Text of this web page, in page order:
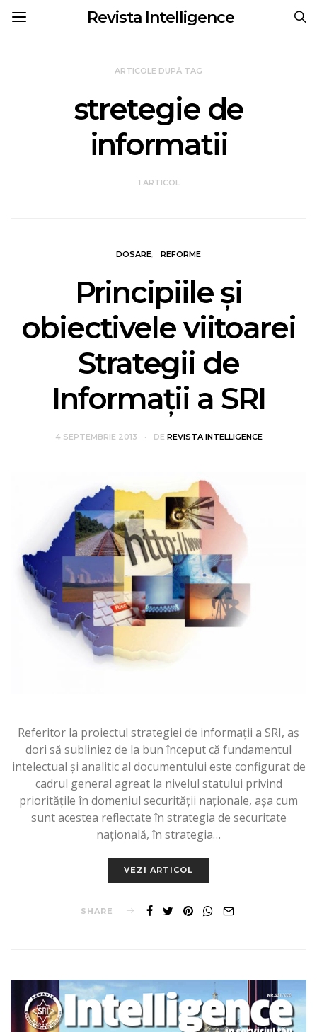
Revista Intelligence
ARTICOLE DUPĂ TAG
stretegie de
informatii
1 ARTICOL
DOSARE REFORME
Principiile şi
obiectivele viitoarei
Strategii de
Informaţii a SRI
4 SEPTEMBRIE 2013 DE REVISTA INTELLIGENCE
Referitor la proiectul strategiei de informaţii a SRI, aş
dori să subliniez de la bun început că fundamentul
intelectual şi analitic al documentului este configurat de
cadrul general agreat la nivelul statului privind
priorităţile în domeniul securităţii naţionale, aşa cum
sunt acestea reflectate în strategia de securitate
naţională, în strategia…
VEZI ARTICOL
SHARE